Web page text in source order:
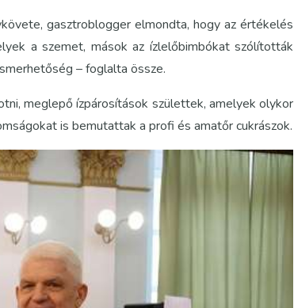
gasztroblogger elmondta, hogy az értékelés
a szemet, mások az ízlelőbimbókat szólították
– foglalta össze.
meglepő ízpárosítások születtek, amelyek olykor
is bemutattak a profi és amatőr cukrászok.